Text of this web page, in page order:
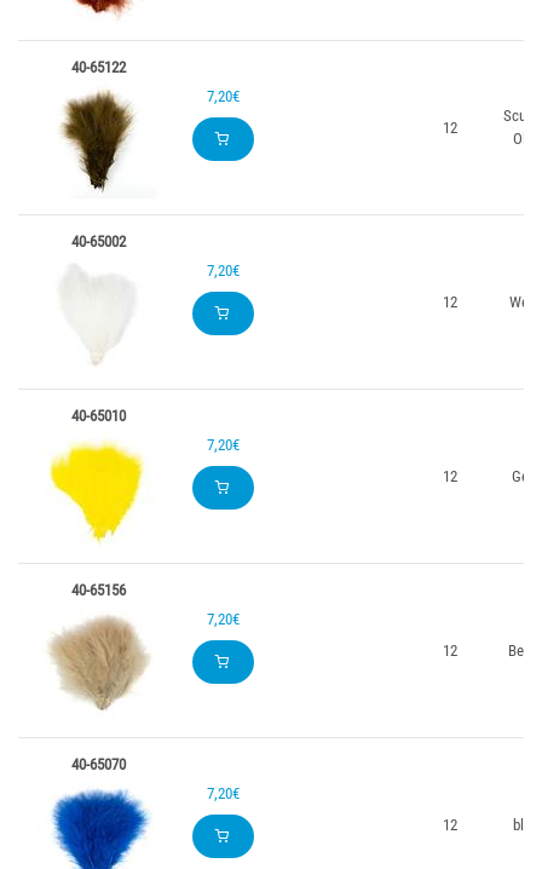
40-65122
7,20€
12
Oliv
40-65002
7,20€
12
Weiß
40-65010
7,20€
12
Gelb
40-65156
7,20€
12
Beige
40-65070
7,20€
12
blau